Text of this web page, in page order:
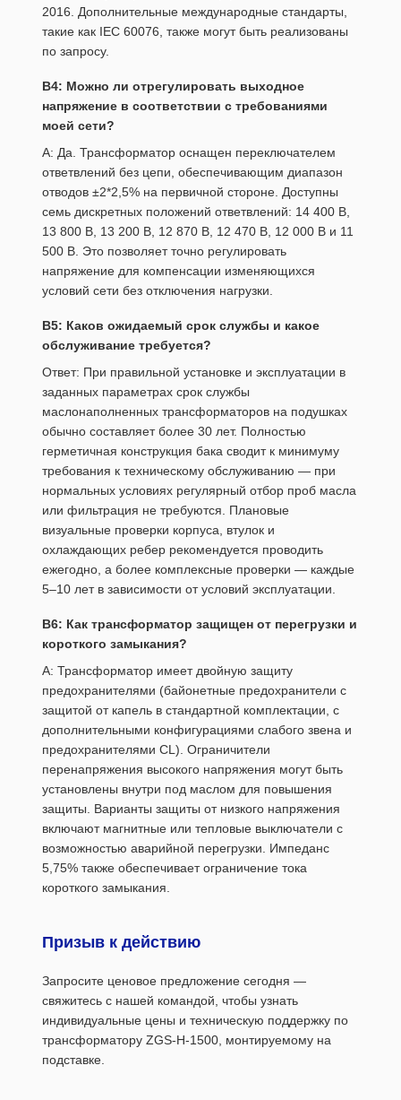
2016. Дополнительные международные стандарты,
такие как IEC 60076, также могут быть реализованы
по запросу.
В4: Можно ли отрегулировать выходное
напряжение в соответствии с требованиями
моей сети?
А: Да. Трансформатор оснащен переключателем
ответвлений без цепи, обеспечивающим диапазон
отводов ±2*2,5% на первичной стороне. Доступны
семь дискретных положений ответвлений: 14 400 В,
13 800 В, 13 200 В, 12 870 В, 12 470 В, 12 000 В и 11
500 В. Это позволяет точно регулировать
напряжение для компенсации изменяющихся
условий сети без отключения нагрузки.
В5: Каков ожидаемый срок службы и какое
обслуживание требуется?
Ответ: При правильной установке и эксплуатации в
заданных параметрах срок службы
маслонаполненных трансформаторов на подушках
обычно составляет более 30 лет. Полностью
герметичная конструкция бака сводит к минимуму
требования к техническому обслуживанию — при
нормальных условиях регулярный отбор проб масла
или фильтрация не требуются. Плановые
визуальные проверки корпуса, втулок и
охлаждающих ребер рекомендуется проводить
ежегодно, а более комплексные проверки — каждые
5–10 лет в зависимости от условий эксплуатации.
В6: Как трансформатор защищен от перегрузки и
короткого замыкания?
A: Трансформатор имеет двойную защиту
предохранителями (байонетные предохранители с
защитой от капель в стандартной комплектации, с
дополнительными конфигурациями слабого звена и
предохранителями CL). Ограничители
перенапряжения высокого напряжения могут быть
установлены внутри под маслом для повышения
защиты. Варианты защиты от низкого напряжения
включают магнитные или тепловые выключатели с
возможностью аварийной перегрузки. Импеданс
5,75% также обеспечивает ограничение тока
короткого замыкания.
Призыв к действию
Запросите ценовое предложение сегодня —
свяжитесь с нашей командой, чтобы узнать
индивидуальные цены и техническую поддержку по
трансформатору ZGS-H-1500, монтируемому на
подставке.